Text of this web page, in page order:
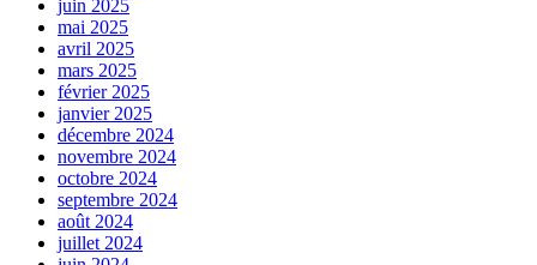
juin 2025
mai 2025
avril 2025
mars 2025
février 2025
janvier 2025
décembre 2024
novembre 2024
octobre 2024
septembre 2024
août 2024
juillet 2024